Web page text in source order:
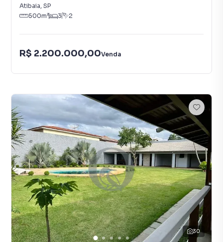
Atibaia, SP
500m² 3 2
R$ 2.200.000,00Venda
30